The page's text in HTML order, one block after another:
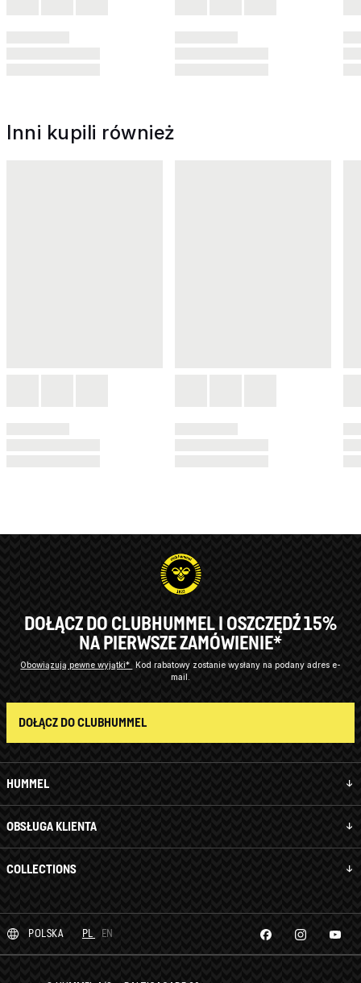
Inni kupili również
HUMMEL
OBSŁUGA KLIENTA
COLLECTIONS
DOŁĄCZ DO CLUBHUMMEL I OSZCZĘDŹ 15%
NA PIERWSZE ZAMÓWIENIE*
Obowiązują pewne wyjątki*
Kod rabatowy zostanie wysłany na podany adres e-
mail.
DOŁĄCZ DO CLUBHUMMEL
POLSKA PL EN